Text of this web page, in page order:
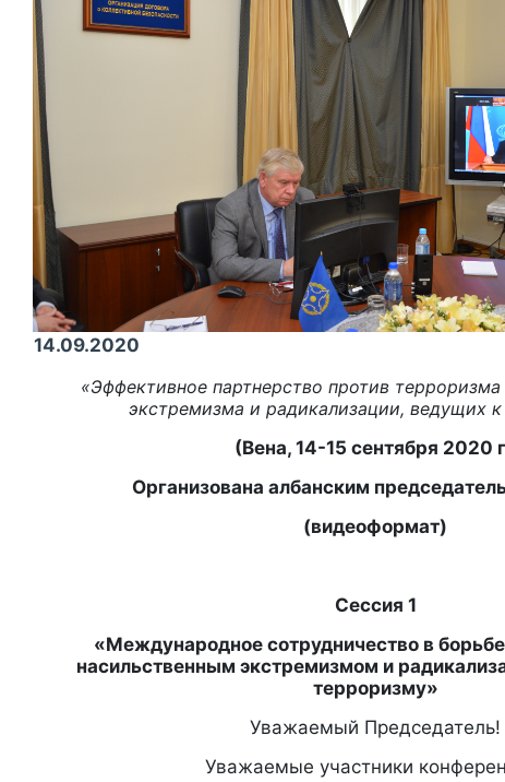
14.09.2020
«Эффективное партнерство против терроризма
экстремизма и радикализации, ведущих
(Вена, 14-15 сентября 2020
Организована албанским
(видеоформат)
Сессия 1
«Международное сотрудничество в
насильственным экстремизмом и
терроризму»
Уважаемый Председатель!
Уважаемые участники